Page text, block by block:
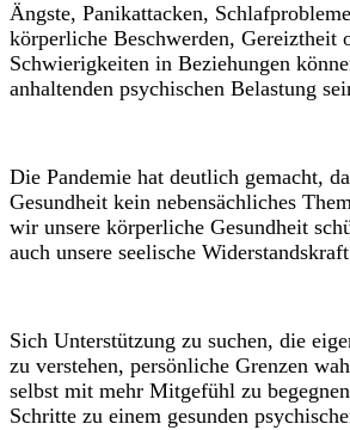
Ängste, Panikattacken,
körperliche Beschwerden, Gereiztheit
Schwierigkeiten in Beziehungen
anhaltenden psychischen Belastung
Die Pandemie hat deutlich gemacht,
Gesundheit kein nebensächliches
wir unsere körperliche Gesundheit
auch unsere seelische
Sich Unterstützung zu suchen, die
zu verstehen, persönliche Grenzen
selbst mit mehr Mitgefühl zu
Schritte zu einem gesunden